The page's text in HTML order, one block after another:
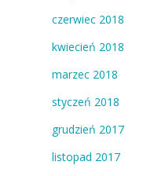
czerwiec 2018
kwiecień 2018
marzec 2018
styczeń 2018
grudzień 2017
listopad 2017